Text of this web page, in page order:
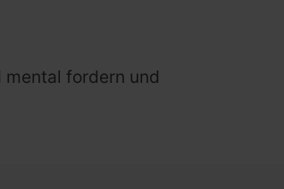
mental fordern und